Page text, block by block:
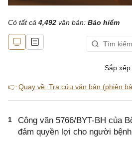
Có tất cả 4,492 văn bản: Bảo hiểm
Sắp xếp
👉 Quay về: Tra cứu văn bản (phiên
1
Công văn 5766/BYT-BH của
đảm quyền lợi cho người